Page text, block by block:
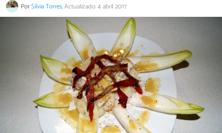
PorSilvia Torres.Actualizado: 4 abril 2017